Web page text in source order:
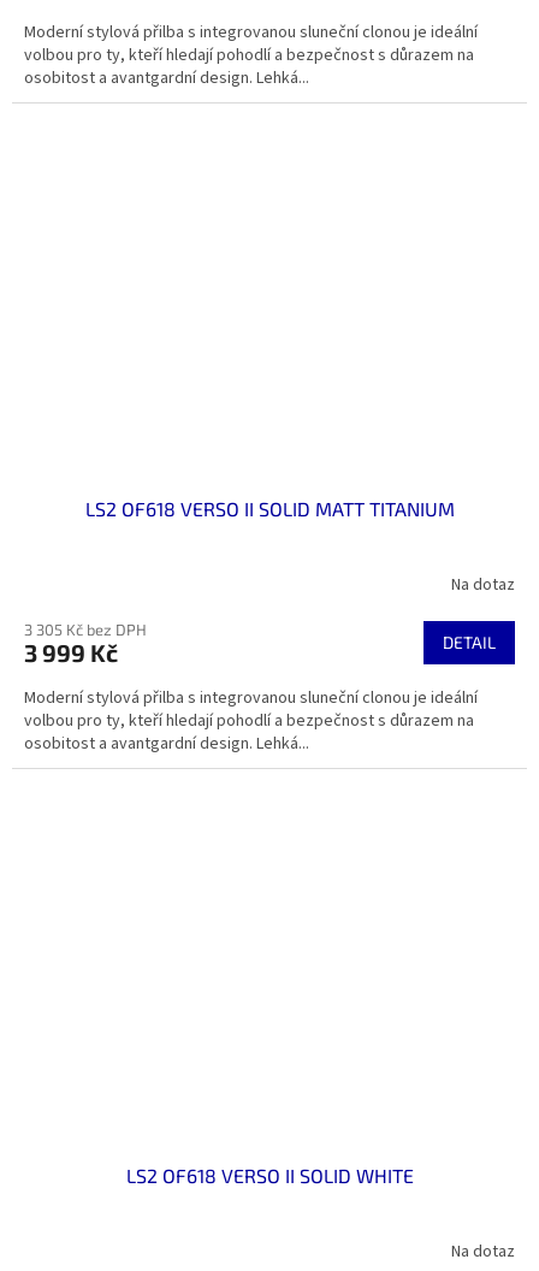
Moderní stylová přilba s integrovanou sluneční clonou je ideální
volbou pro ty, kteří hledají pohodlí a bezpečnost s důrazem na
osobitost a avantgardní design. Lehká...
LS2 OF618 VERSO II SOLID MATT TITANIUM
Na dotaz
3 305 Kč bez DPH
3 999 Kč DETAIL
Moderní stylová přilba s integrovanou sluneční clonou je ideální
volbou pro ty, kteří hledají pohodlí a bezpečnost s důrazem na
osobitost a avantgardní design. Lehká...
LS2 OF618 VERSO II SOLID WHITE
Na dotaz